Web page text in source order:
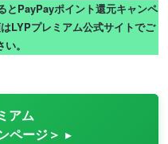
とPayPayポイント還元キャンペ
LYPプレミアム公式サイトでご
。
アム
ページ＞